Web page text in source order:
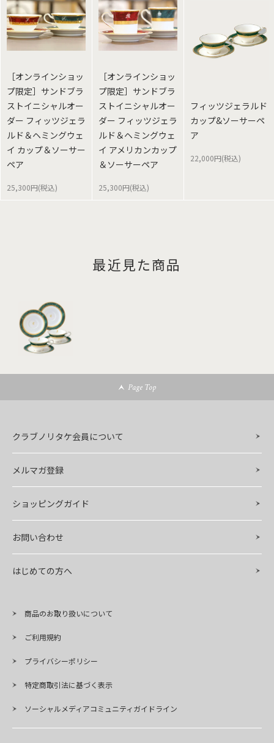
［オンラインショッ
プ限定］サンドブラ
ストイニシャルオー
ダー フィッツジェラ
ルド＆ヘミングウェ
イ カップ＆ソーサー
ペア
25,300円(税込)
［オンラインショッ
プ限定］サンドブラ
ストイニシャルオー
ダー フィッツジェラ
ルド＆ヘミングウェ
イ アメリカンカップ
＆ソーサーペア
25,300円(税込)
フィッツジェラルド
カップ&ソーサーペ
ア
22,000円(税込)
最近見た商品
Page Top
クラブノリタケ会員について
メルマガ登録
ショッピングガイド
お問い合わせ
はじめての方へ
商品のお取り扱いについて
ご利用規約
プライバシーポリシー
特定商取引法に基づく表示
ソーシャルメディアコミュニティガイドライン